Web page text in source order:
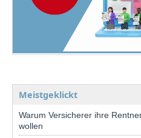
Meistgeklickt
Warum Versicherer ihre
wollen